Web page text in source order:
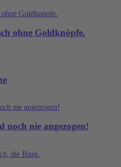
ohne Goldknöpfe.
noch nie angezogen!